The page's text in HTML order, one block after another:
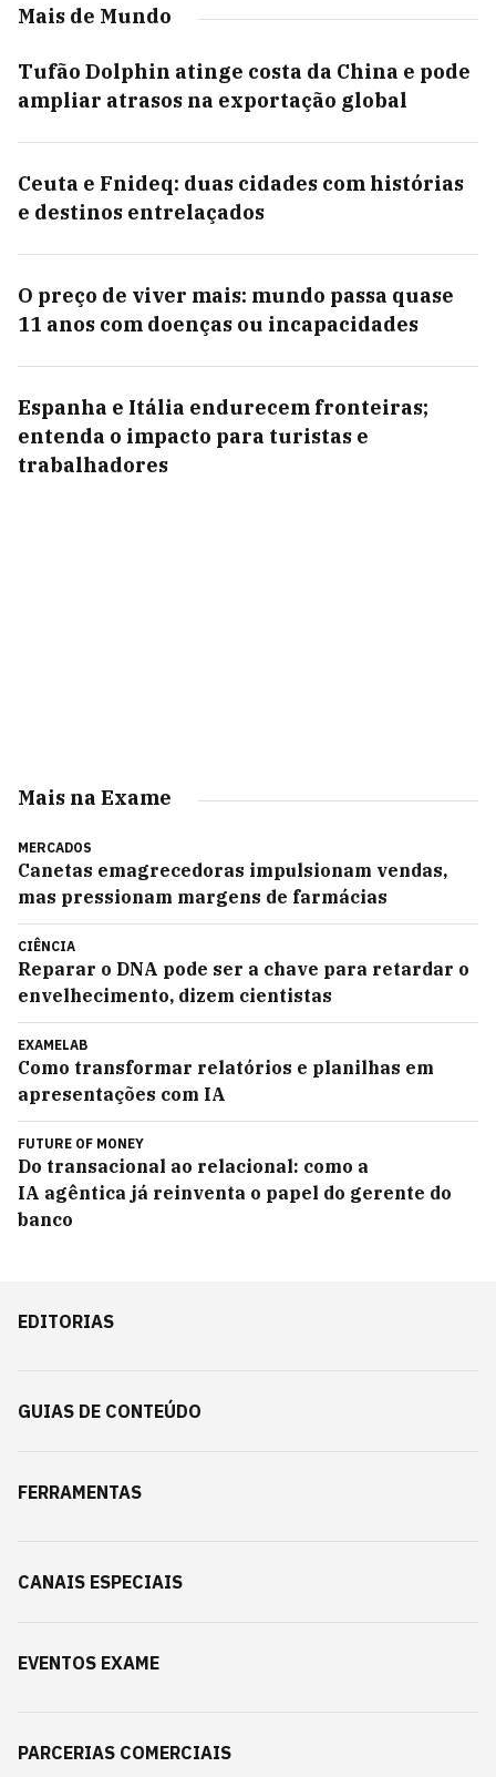
Mais de Mundo
Tufão Dolphin atinge costa da China e pode
ampliar atrasos na exportação global
Ceuta e Fnideq: duas cidades com histórias
e destinos entrelaçados
O preço de viver mais: mundo passa quase
11 anos com doenças ou incapacidades
Espanha e Itália endurecem fronteiras;
entenda o impacto para turistas e
trabalhadores
Mais na Exame
MERCADOS
Canetas emagrecedoras impulsionam vendas,
mas pressionam margens de farmácias
CIÊNCIA
Reparar o DNA pode ser a chave para retardar o
envelhecimento, dizem cientistas
EXAMELAB
Como transformar relatórios e planilhas em
apresentações com IA
FUTURE OF MONEY
Do transacional ao relacional: como a
IA agêntica já reinventa o papel do gerente do
banco
EDITORIAS
GUIAS DE CONTEÚDO
FERRAMENTAS
CANAIS ESPECIAIS
EVENTOS EXAME
PARCERIAS COMERCIAIS